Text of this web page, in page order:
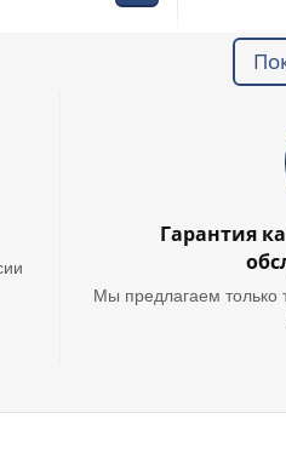
Гарантия
Мы предлагаем только